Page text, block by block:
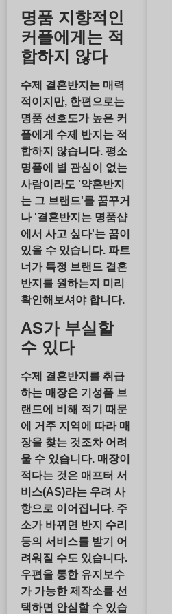
명품 지향적인
커플에게는 적
합하지 않다
수제 결혼반지는 매력
적이지만, 한편으로는
명품 선호도가 높은 커
플에게 수제 반지는 적
합하지 않습니다. 평소
명품에 별 관심이 없는
사람이라도 '약혼반지
는 그 브랜드'를 꿈꾸거
나 '결혼반지는 명품샵
에서 사고 싶다'는 꿈이
있을 수 있습니다. 파트
너가 특정 브랜드 결혼
반지를 원하는지 미리
확인해보셔야 합니다.
AS가 부실할
수 있다
수제 결혼반지를 취급
하는 매장은 기성품 브
랜드에 비해 적기 때문
에 거주 지역에 따라 매
장을 찾는 것조차 어려
울 수 있습니다. 매장이
적다는 것은 애프터 서
비스(AS)라는 우려 사
항으로 이어집니다. 주
소가 바뀌면 반지 수리
등의 서비스를 받기 어
려워질 수도 있습니다.
우편을 통한 유지보수
가 가능한 제작소를 선
택하면 안심할 수 있습